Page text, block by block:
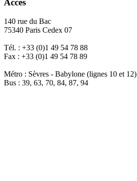
Accès
140 rue du Bac
75340 Paris Cedex 07
Tél. : +33 (0)1 49 54 78 88
Fax : +33 (0)1 49 54 78 89
Métro : Sèvres - Babylone (lignes 10 et 12)
Bus : 39, 63, 70, 84, 87, 94